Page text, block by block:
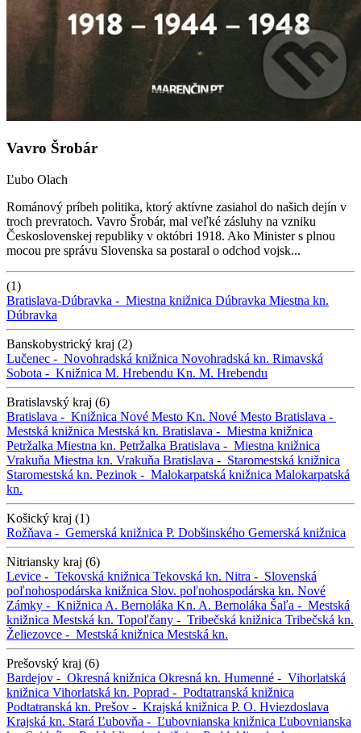
Vavro Šrobár
Ľubo Olach
Románový príbeh politika, ktorý aktívne zasiahol do našich dejín v
troch prevratoch. Vavro Šrobár, mal veľké zásluhy na vzniku
Československej republiky v októbri 1918. Ako Minister s plnou
mocou pre správu Slovenska sa postaral o odchod vojsk...
(1)
Bratislava-Dúbravka - Miestna knižnica Dúbravka Miestna kn.
Dúbravka
Banskobystrický kraj (2)
Lučenec - Novohradská knižnica Novohradská kn. Rimavská
Sobota - Knižnica M. Hrebendu Kn. M. Hrebendu
Bratislavský kraj (6)
Bratislava - Knižnica Nové Mesto Kn. Nové Mesto Bratislava -
Mestská knižnica Mestská kn. Bratislava - Miestna knižnica
Petržalka Miestna kn. Petržalka Bratislava - Miestna knižnica
Vrakuňa Miestna kn. Vrakuňa Bratislava - Staromestská knižnica
Staromestská kn. Pezinok - Malokarpatská knižnica Malokarpatská
kn.
Košický kraj (1)
Rožňava - Gemerská knižnica P. Dobšinského Gemerská knižnica
Nitriansky kraj (6)
Levice - Tekovská knižnica Tekovská kn. Nitra - Slovenská
poľnohospodárska knižnica Slov. poľnohospodárska kn. Nové
Zámky - Knižnica A. Bernoláka Kn. A. Bernoláka Šaľa - Mestská
knižnica Mestská kn. Topoľčany - Tribečská knižnica Tribečská kn.
Želiezovce - Mestská knižnica Mestská kn.
Prešovský kraj (6)
Bardejov - Okresná knižnica Okresná kn. Humenné - Vihorlatská
knižnica Vihorlatská kn. Poprad - Podtatranská knižnica
Podtatranská kn. Prešov - Krajská knižnica P. O. Hviezdoslava
Krajská kn. Stará Ľubovňa - Ľubovnianska knižnica Ľubovnianska